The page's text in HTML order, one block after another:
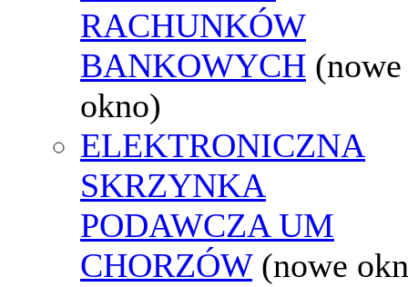
RACHUNKÓW
BANKOWYCH (nowe
okno)
ELEKTRONICZNA
SKRZYNKA
PODAWCZA UM
CHORZÓW (nowe